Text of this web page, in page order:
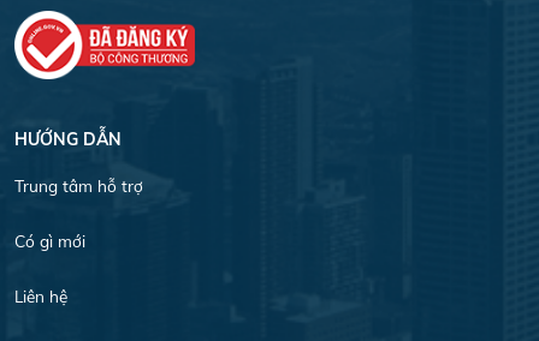
HƯỚNG DẪN
Trung tâm hỗ trợ
Có gì mới
Liên hệ